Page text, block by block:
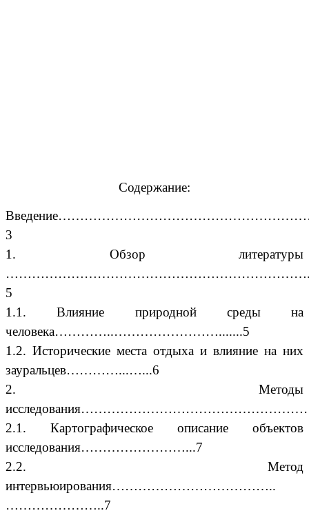
Содержание:
3
1. Обзор литературы
5
1.1. Влияние природной среды на
человека…………..…………………….......5
1.2. Исторические места отдыха и влияние на них
зауральцев…………...…...6
2. Методы
2.1. Картографическое описание объектов
исследования……………………...7
2.2. Метод
интервьюирования………………………………..
…………………..7